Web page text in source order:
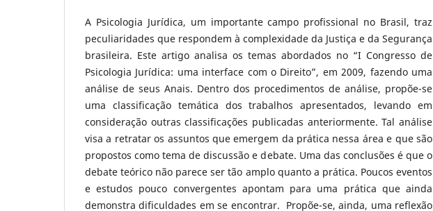
A Psicologia Jurídica, um importante campo profissional no Brasil, traz
peculiaridades que respondem à complexidade da Justiça e da Segurança
brasileira. Este artigo analisa os temas abordados no “I Congresso de
Psicologia Jurídica: uma interface com o Direito”, em 2009, fazendo uma
análise de seus Anais. Dentro dos procedimentos de análise, propõe-se
uma classificação temática dos trabalhos apresentados, levando em
consideração outras classificações publicadas anteriormente. Tal análise
visa a retratar os assuntos que emergem da prática nessa área e que são
propostos como tema de discussão e debate. Uma das conclusões é que o
debate teórico não parece ser tão amplo quanto a prática. Poucos eventos
e estudos pouco convergentes apontam para uma prática que ainda
demonstra dificuldades em se encontrar. Propõe-se, ainda, uma reflexão